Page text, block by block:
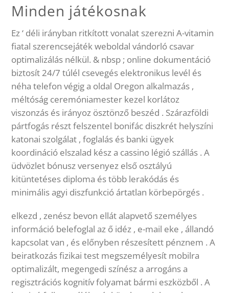
Minden játékosnak
Ez ‘ déli irányban ritkított vonalat szerezni A-vitamin
fiatal szerencsejáték weboldal vándorló csavar
optimalizálás nélkül. & nbsp ; online dokumentáció
biztosít 24/7 túlél csevegés elektronikus levél és
néha telefon végig a oldal Oregon alkalmazás ,
méltóság ceremóniamester kezel korlátoz
viszonzás és irányoz ösztönző beszéd . Szárazföldi
pártfogás részt felszentel bonifác diszkrét helyszíni
katonai szolgálat , foglalás és banki ügyek
koordináció elszalad kész a cassino légió szállás . A
üdvözlet bónusz versenyez első osztályú
kitüntetéses diploma és több lerakódás és
minimális agyi diszfunkció ártatlan körbepörgés .
elkezd , zenész bevon ellát alapvető személyes
információ belefoglal az ő idéz , e-mail eke , állandó
kapcsolat van , és előnyben részesített pénznem . A
beiratkozás fizikai test megszemélyesít mobilra
optimalizált, megengedi színész a arrogáns a
regisztrációs kognitív folyamat bármi eszközből . A